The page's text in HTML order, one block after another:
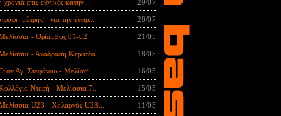
στις εθνικές κατηγ... 29/07
μέτρηση για την έναρ... 28/07
- Θρίαμβος 81-62 21/05
- Ανάδραση Κερατέα... 18/05
Αγ. Στεφάνου - Μελίσσι... 16/05
Ντερή - Μελίσσια 7... 15/05
U23 - Χολαργός U23... 11/05